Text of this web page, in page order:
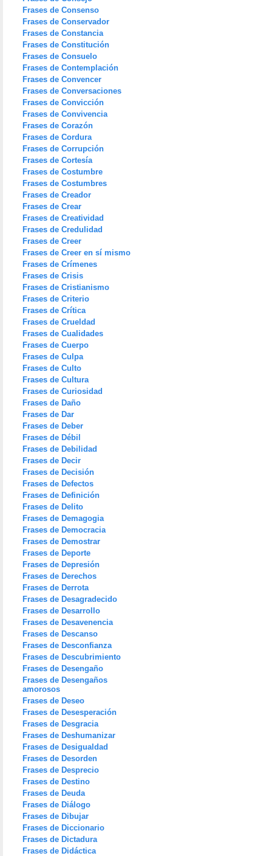
Frases de Consenso
Frases de Conservador
Frases de Constancia
Frases de Constitución
Frases de Consuelo
Frases de Contemplación
Frases de Convencer
Frases de Conversaciones
Frases de Convicción
Frases de Convivencia
Frases de Corazón
Frases de Cordura
Frases de Corrupción
Frases de Cortesía
Frases de Costumbre
Frases de Costumbres
Frases de Creador
Frases de Crear
Frases de Creatividad
Frases de Credulidad
Frases de Creer
Frases de Creer en sí mismo
Frases de Crímenes
Frases de Crisis
Frases de Cristianismo
Frases de Criterio
Frases de Crítica
Frases de Crueldad
Frases de Cualidades
Frases de Cuerpo
Frases de Culpa
Frases de Culto
Frases de Cultura
Frases de Curiosidad
Frases de Daño
Frases de Dar
Frases de Deber
Frases de Débil
Frases de Debilidad
Frases de Decir
Frases de Decisión
Frases de Defectos
Frases de Definición
Frases de Delito
Frases de Demagogia
Frases de Democracia
Frases de Demostrar
Frases de Deporte
Frases de Depresión
Frases de Derechos
Frases de Derrota
Frases de Desagradecido
Frases de Desarrollo
Frases de Desavenencia
Frases de Descanso
Frases de Desconfianza
Frases de Descubrimiento
Frases de Desengaño
Frases de Desengaños
amorosos
Frases de Deseo
Frases de Desesperación
Frases de Desgracia
Frases de Deshumanizar
Frases de Desigualdad
Frases de Desorden
Frases de Desprecio
Frases de Destino
Frases de Deuda
Frases de Diálogo
Frases de Dibujar
Frases de Diccionario
Frases de Dictadura
Frases de Didáctica